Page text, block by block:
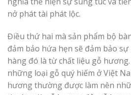
nở phát tài phát lộc.
Điều thứ hai mà sản phẩm bộ
đảm bảo hứa hẹn sẽ đảm bảo
hàng đó là từ chất liệu gỗ
những loại gỗ quý hiếm ở Việt
hương thường được làm nên